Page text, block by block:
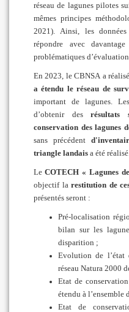
réseau de lagunes pilotes
mêmes principes
2021). Ainsi, les
répondre avec
problématiques
En 2023, le CBNSA a
a étendu le réseau de
important de lagunes.
d’obtenir des résultats
conservation des lagunes
sans précédent
triangle landais a été
Le COTECH « Lagunes
objectif la restitution de
présentés seront :
Pré-localisation
bilan sur les
disparition ;
Evolution de l’état
réseau Natura 2000
Etat de
étendu à l’ensemble
Etat de